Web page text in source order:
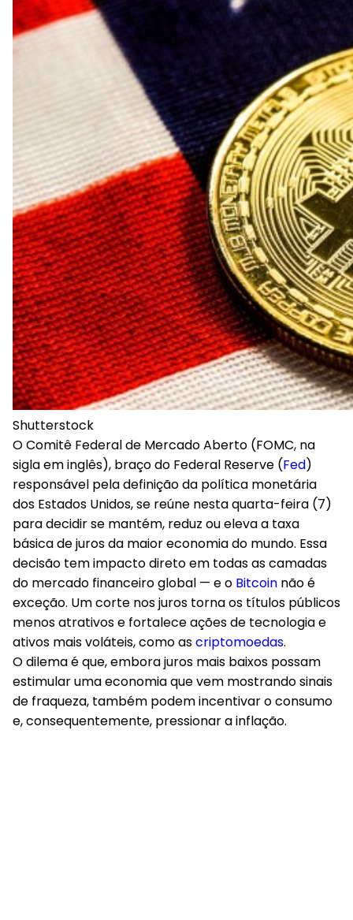
Shutterstock
O Comitê Federal de Mercado Aberto (FOMC, na
sigla em inglês), braço do Federal Reserve (Fed)
responsável pela definição da política monetária
dos Estados Unidos, se reúne nesta quarta-feira (7)
para decidir se mantém, reduz ou eleva a taxa
básica de juros da maior economia do mundo. Essa
decisão tem impacto direto em todas as camadas
do mercado financeiro global — e o Bitcoin não é
exceção. Um corte nos juros torna os títulos públicos
menos atrativos e fortalece ações de tecnologia e
ativos mais voláteis, como ascriptomoedas.
O dilema é que, embora juros mais baixos possam
estimular uma economia que vem mostrando sinais
de fraqueza, também podem incentivar o consumo
e, consequentemente, pressionar a inflação.